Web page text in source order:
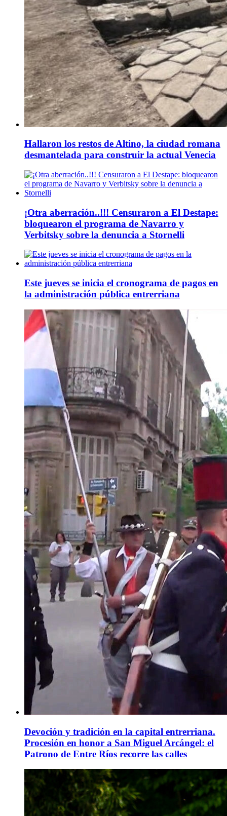
Hallaron los restos de Altino, la ciudad romana
desmantelada para construir la actual Venecia
¡Otra aberración..!!! Censuraron a El Destape:
bloquearon el programa de Navarro y
Verbitsky sobre la denuncia a Stornelli
Este jueves se inicia el cronograma de pagos en
la administración pública entrerriana
Devoción y tradición en la capital entrerriana.
Procesión en honor a San Miguel Arcángel: el
Patrono de Entre Ríos recorre las calles